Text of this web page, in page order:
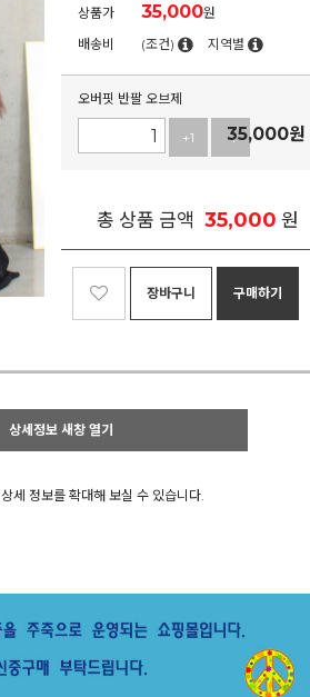
상품가 35,000원
배송비
(조건) 지역별
오버핏 반팔 오브제
+1 -1
35,000원
총 상품 금액 35,000 원
장바구니 구매하기
상세정보 새창 열기
상세 정보를 확대해 보실 수 있습니다.